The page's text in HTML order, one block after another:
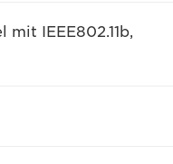
IEEE802.11b,